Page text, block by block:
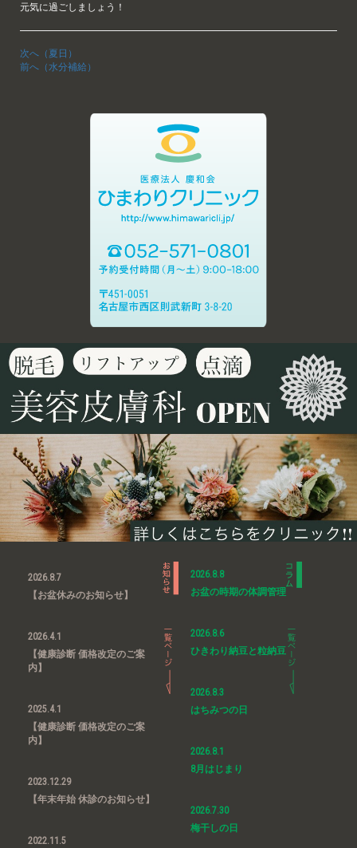
元気に過ごしましょう！
次へ（夏日）
前へ（水分補給）
2026.8.7
【お盆休みのお知らせ】
2026.4.1
【健康診断 価格改定のご案
内】
2025.4.1
【健康診断 価格改定のご案
内】
2023.12.29
【年末年始 休診のお知らせ】
2022.11.5
2026.8.8
お盆の時期の体調管理
2026.8.6
ひきわり納豆と粒納豆
2026.8.3
はちみつの日
2026.8.1
8月はじまり
2026.7.30
梅干しの日